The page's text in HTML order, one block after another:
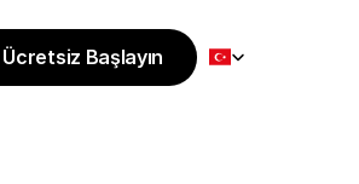
Ücretsiz Başlayın
Ücretsiz Başlayın